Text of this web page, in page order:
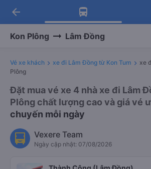
Tải app Vexere ngay!
Nhận ưu đãi thành viên độc
Tải app Vexere
-30k/ghế khi đặt vé máy bay
arrow_back
Kon Plông Lâm Đồng
Vé xe khách xe đi Lâm Đồng từ Kon Tum
xe
Plông
Đặt mua vé xe 4 nhà xe đi Lâm
Plông chất lượng cao và giá vé
chuyến mỗi ngày
Vexere Team
Ngày cập nhật: 07/08/2026